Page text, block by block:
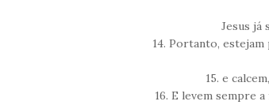
Jesus já
14. Portanto,
15. e
16. E levem sempre